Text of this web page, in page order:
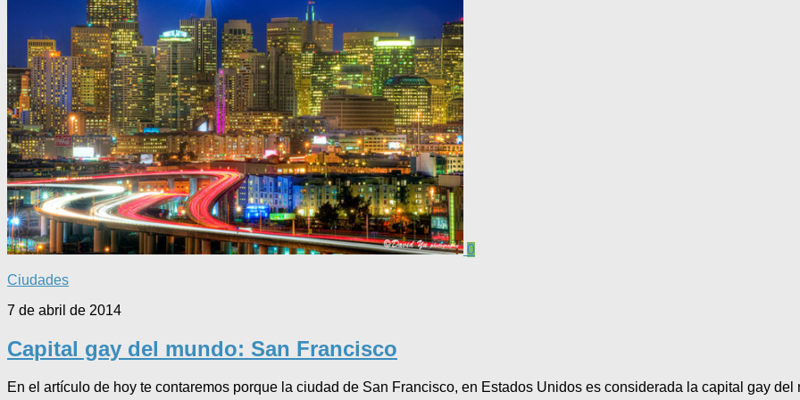
0
Ciudades
7 de abril de 2014
Capital gay del mundo: San Francisco
En el artículo de hoy te contaremos porque la ciudad de San Francisco, en Estados Unidos es considerada la capital gay del